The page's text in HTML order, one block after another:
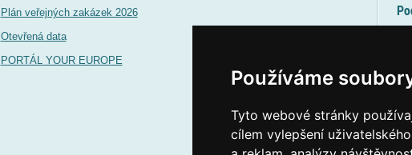
Používáme
Tyto webové stránky
cílem vylepšení
Plán veřejných zakázek 2026
Otevřená data
PORTÁL YOUR EUROPE